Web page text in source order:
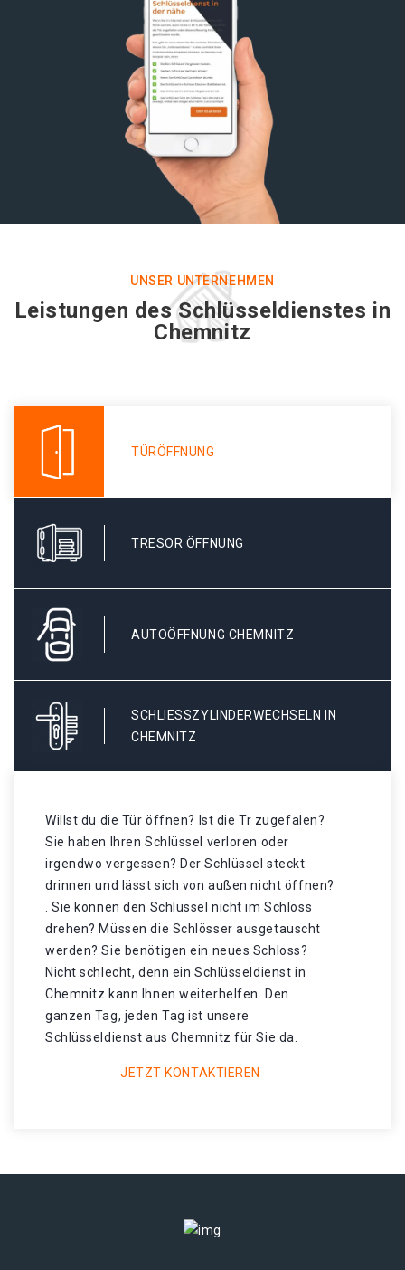
UNSER UNTERNEHMEN
Leistungen des Schlüsseldienstes in
Chemnitz
TÜRÖFFNUNG
TRESOR ÖFFNUNG
AUTOÖFFNUNG CHEMNITZ
SCHLIESSZYLINDERWECHSELN IN C
HEMNITZ
Willst du die Tür öffnen? Ist die Tr zugefalen?
Sie haben Ihren Schlüssel verloren oder
irgendwo vergessen? Der Schlüssel steckt
drinnen und lässt sich von außen nicht öffnen?
. Sie können den Schlüssel nicht im Schloss
drehen? Müssen die Schlösser ausgetauscht
werden? Sie benötigen ein neues Schloss?
Nicht schlecht, denn ein Schlüsseldienst in
Chemnitz kann Ihnen weiterhelfen. Den
ganzen Tag, jeden Tag ist unsere
Schlüsseldienst aus Chemnitz für Sie da.
JETZT KONTAKTIEREN